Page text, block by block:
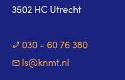
3502 HC Utrecht
030 - 60 76 380
ls@knmt.nl